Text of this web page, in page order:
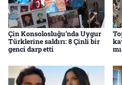
Çin Konsolosluğu’nda Uygur
Türklerine saldırı: 8 Çinli bir
genci darp etti